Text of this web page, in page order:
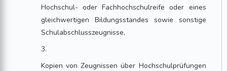
Hochschul- oder Fachhochschulreife oder eines
gleichwertigen Bildungsstandes sowie sonstige
Schulabschlusszeugnisse,
3.
Kopien von Zeugnissen über Hochschulprüfungen